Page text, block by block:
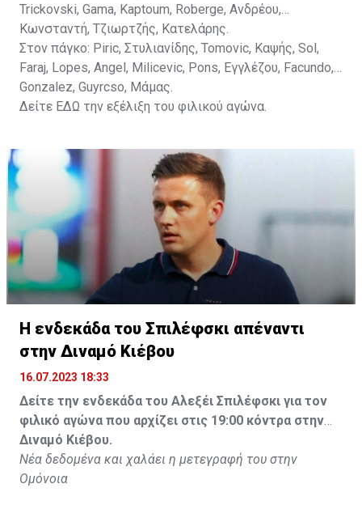
Trickovski, Gama, Κaptoum, Roberge, Aνδρέου,
Κωνσταντή, Τζιωρτζής, Κατελάρης.
Στον πάγκο: Piric, Στυλιανίδης, Tomovic, Καψής, Sol,
Faraj, Lopes, Angel, Milicevic, Pons, Εγγλέζου, Facundo,
Gonzalez, Guyrcso, Μάμας.
Δείτε ΕΔΩ την εξέλιξη του φιλικού αγώνα.
Η ενδεκάδα του Σπιλέφσκι απέναντι
στην Διναμό Κιέβου
16.07.2023 18:33
Δείτε την ενδεκάδα του Αλεξέι Σπιλέφσκι για τον
φιλικό αγώνα που αρχίζει στις 19:00 κόντρα στην
Διναμό Κιέβου.
Νέα δεδομένα και χαλάει η μετεγραφή του στην
Ομόνοια